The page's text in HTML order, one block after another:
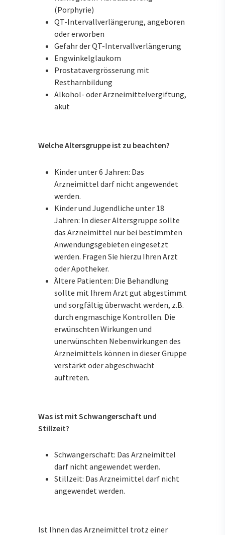
(Porphyrie)
QT-Intervallverlängerung, angeboren
oder erworben
Gefahr der QT-Intervallverlängerung
Engwinkelglaukom
Prostatavergrösserung mit
Restharnbildung
Alkohol- oder Arzneimittelvergiftung,
akut
Welche Altersgruppe ist zu beachten?
Kinder unter 6 Jahren: Das
Arzneimittel darf nicht angewendet
werden.
Kinder und Jugendliche unter 18
Jahren: In dieser Altersgruppe sollte
das Arzneimittel nur bei bestimmten
Anwendungsgebieten eingesetzt
werden. Fragen Sie hierzu Ihren Arzt
oder Apotheker.
Ältere Patienten: Die Behandlung
sollte mit Ihrem Arzt gut abgestimmt
und sorgfältig überwacht werden, z.B.
durch engmaschige Kontrollen. Die
erwünschten Wirkungen und
unerwünschten Nebenwirkungen des
Arzneimittels können in dieser Gruppe
verstärkt oder abgeschwächt
auftreten.
Was ist mit Schwangerschaft und
Stillzeit?
Schwangerschaft: Das Arzneimittel
darf nicht angewendet werden.
Stillzeit: Das Arzneimittel darf nicht
angewendet werden.
Ist Ihnen das Arzneimittel trotz einer